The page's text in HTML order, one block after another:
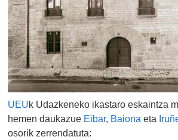
UEUk Udazkeneko ikastaro eskaintza
hemen daukazue Eibar, Baiona eta
osorik zerrendatuta: